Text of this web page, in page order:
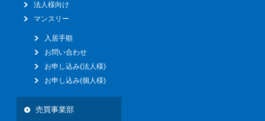
法人様向け
マンスリー
入居手順
お問い合わせ
お申し込み(法人様)
お申し込み(個人様)
売買事業部